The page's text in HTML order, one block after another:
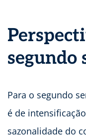
segundo
Para o segundo
é de
sazonalidade do